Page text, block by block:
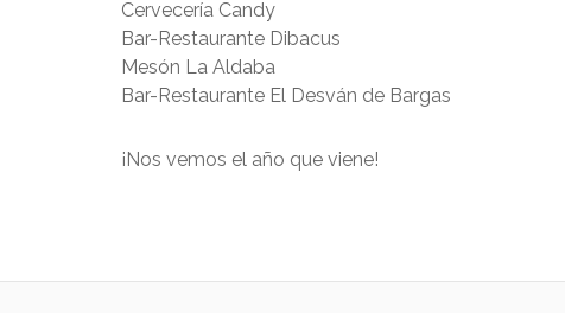
Cervecería Candy
Bar-Restaurante Dibacus
Mesón La Aldaba
Bar-Restaurante El Desván de Bargas
¡Nos vemos el año que viene!